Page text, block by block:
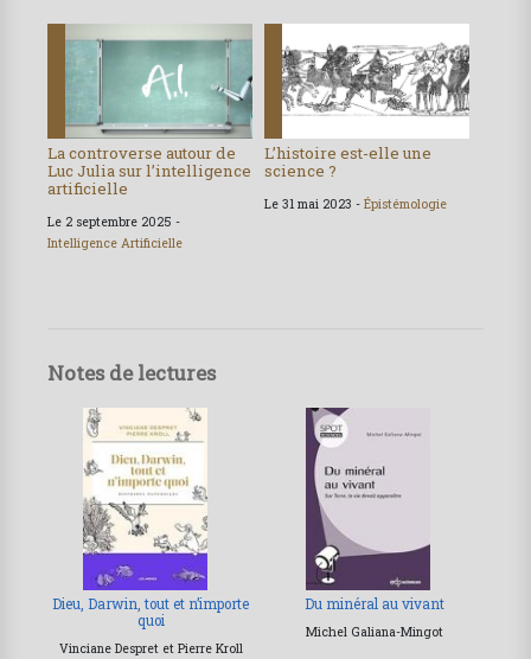
La controverse autour de
Luc Julia sur l’intelligence
artificielle
Le 2 septembre 2025 -
Intelligence Artificielle
L’histoire est-elle une
science ?
Le 31 mai 2023 - Épistémologie
Notes de lectures
Dieu, Darwin, tout et n’importe
quoi
Vinciane Despret et Pierre Kroll
Du minéral au vivant
Michel Galiana-Mingot